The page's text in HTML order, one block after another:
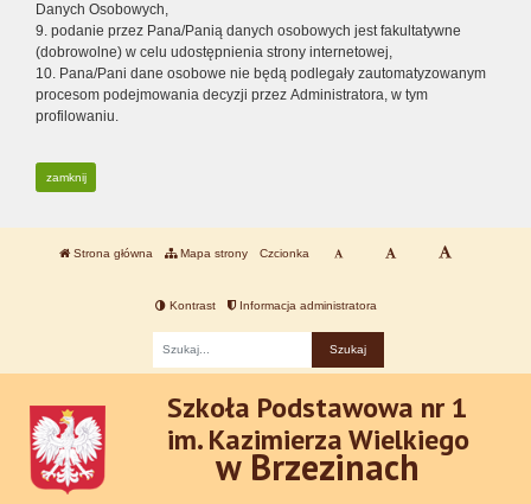
Danych Osobowych,
9. podanie przez Pana/Panią danych osobowych jest fakultatywne
(dobrowolne) w celu udostępnienia strony internetowej,
10. Pana/Pani dane osobowe nie będą podlegały zautomatyzowanym
procesom podejmowania decyzji przez Administratora, w tym
profilowaniu.
zamknij
Strona główna Mapa strony Czcionka
Kontrast Informacja administratora
Szkoła Podstawowa nr 1
im. Kazimierza Wielkiego
w Brzezinach